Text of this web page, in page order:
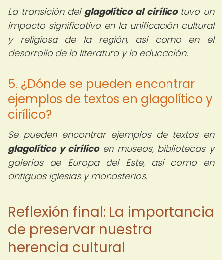
La transición del glagolítico al cirílicotuvo un
impacto significativo en la unificación cultural
y religiosa de la región, así como en el
desarrollo de la literatura y la educación.
5. ¿Dónde se pueden encontrar
ejemplos de textos en glagolítico y
cirílico?
Se pueden encontrar ejemplos de textos en
glagolítico y cirílicoen museos, bibliotecas y
galerías de Europa del Este, así como en
antiguas iglesias y monasterios.
Reflexión final: La importancia
de preservar nuestra
herencia cultural